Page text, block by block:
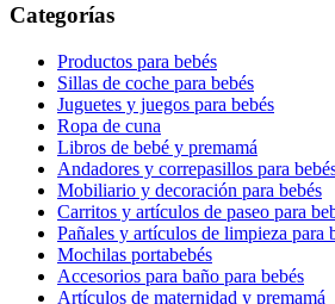
Categorías
Productos para bebés
Sillas de coche para bebés
Juguetes y juegos para bebés
Ropa de cuna
Libros de bebé y premamá
Andadores y correpasillos para
Mobiliario y decoración para bebés
Carritos y artículos de paseo para
Pañales y artículos de limpieza para
Mochilas portabebés
Accesorios para baño para bebés
Artículos de maternidad y premamá